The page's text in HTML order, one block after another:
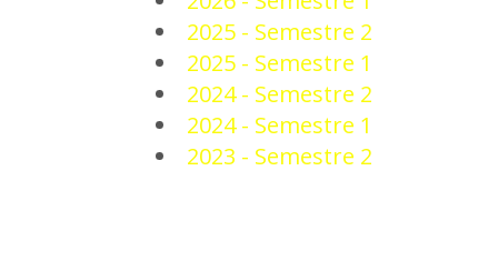
2025 - Semestre 2
2025 - Semestre 1
2024 - Semestre 2
2024 - Semestre 1
2023 - Semestre 2